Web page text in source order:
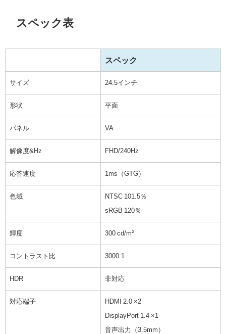
スペック表
スペック
サイズ 24.5インチ
形状 平面
パネル VA
解像度&Hz FHD/240Hz
応答速度 1ms（GTG）
色域 NTSC 101.5％
sRGB 120％
輝度 300 cd/m²
コントラスト比 3000:1
HDR 非対応
対応端子 HDMI 2.0 ×2
DisplayPort 1.4 ×1
音声出力（3.5mm）